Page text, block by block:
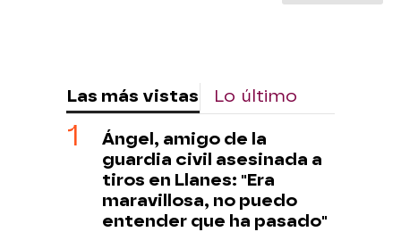
Las más vistas Lo último
Ángel, amigo de la
guardia civil asesinada a
tiros en Llanes: "Era
maravillosa, no puedo
entender que ha pasado"